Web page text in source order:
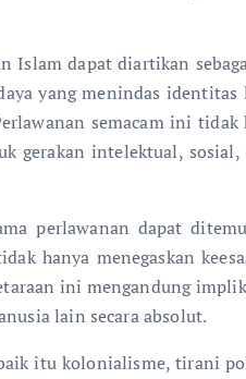
Islam dapat diartikan
yang menindas
semacam ini
gerakan intelektual, sosial,
perlawanan dapat
hanya menegaskan
ini mengandung
lain secara absolut.
itu kolonialisme, tirani